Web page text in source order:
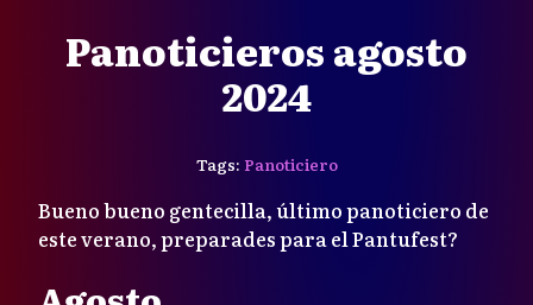
Panoticieros agosto
2024
Tags: Panoticiero
Bueno bueno gentecilla, último panoticiero de
este verano, preparades para el Pantufest?